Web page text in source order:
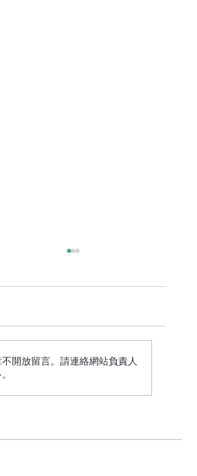
常見陷阱及避免方法
開放留言。請連絡網站負責人